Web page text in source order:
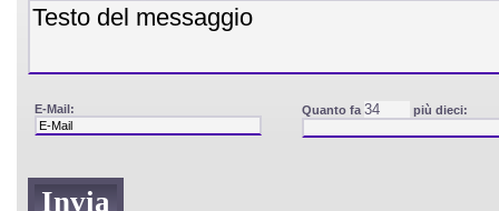
E-Mail: Quanto fa più dieci: